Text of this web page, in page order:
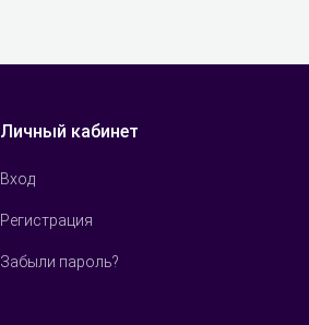
Личный кабинет
Вход
Регистрация
Забыли пароль?